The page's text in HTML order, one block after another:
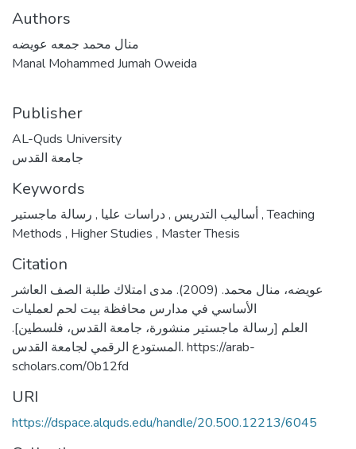
Authors
منال محمد جمعه عويضه
Manal Mohammed Jumah Oweida
Publisher
AL-Quds University
جامعة القدس
Keywords
أساليب التدريس ,دراسات عليا , ,Teaching
Methods , Higher Studies , Master Thesis
Citation
عويضه، منال محمد. (2009). مدى امتلاك طلبة الصف العاشر
الأساسي في مدارس محافظة بيت لحم لعمليات
العلم [رسالة ماجستير منشورة، جامعة القدس، فلسطين].
المستودع الرقمي لجامعة القدس. https://arab-
scholars.com/0b12fd
URI
https://dspace.alquds.edu/handle/20.500.12213/6045